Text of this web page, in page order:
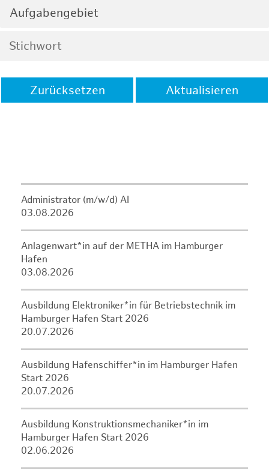
Aufgabengebiet
Zurücksetzen Aktualisieren
Administrator (m/w/d) AI
03.08.2026
Anlagenwart*in auf der METHA im Hamburger
Hafen
03.08.2026
Ausbildung Elektroniker*in für Betriebstechnik im
Hamburger Hafen Start 2026
20.07.2026
Ausbildung Hafenschiffer*in im Hamburger Hafen
Start 2026
20.07.2026
Ausbildung Konstruktionsmechaniker*in im
Hamburger Hafen Start 2026
02.06.2026